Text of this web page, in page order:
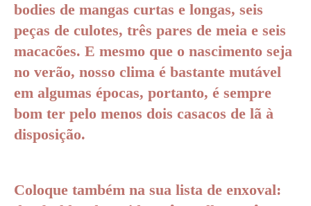
bodies de mangas curtas e longas, seis
peças de culotes, três pares de meia e seis
macacões. E mesmo que o nascimento seja
no verão, nosso clima é bastante mutável
em algumas épocas, portanto, é sempre
bom ter pelo menos dois casacos de lã à
disposição.
Coloque também na sua lista de enxoval: